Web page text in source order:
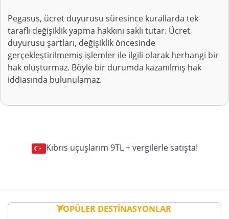
Pegasus, ücret duyurusu süresince kurallarda tek
taraflı değişiklik yapma hakkını saklı tutar. Ücret
duyurusu şartları, değişiklik öncesinde
gerçekleştirilmemiş işlemler ile ilgili olarak herhangi bir
hak oluşturmaz. Böyle bir durumda kazanılmış hak
iddiasında bulunulamaz.
Kıbrıs uçuşlarım 9TL + vergilerle satışta!
POPÜLER DESTİNASYONLAR